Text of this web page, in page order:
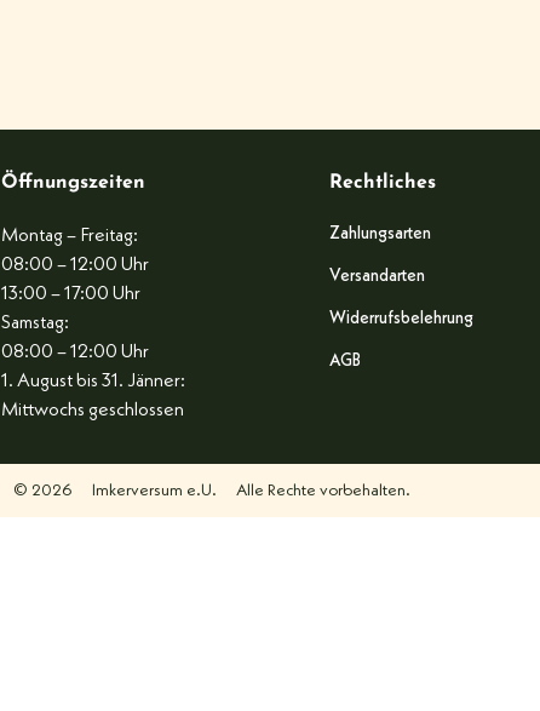
Öffnungszeiten
Montag – Freitag:
08:00 – 12:00 Uhr
13:00 – 17:00 Uhr
Samstag:
08:00 – 12:00 Uhr
1. August bis 31. Jänner:
Mittwochs geschlossen
Rechtliches
Zahlungsarten
Versandarten
Widerrufsbelehrung
AGB
© 2026 Imkerversum e.U. Alle Rechte vorbehalten.